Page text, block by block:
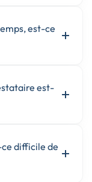
est-ce
est-
difficile de